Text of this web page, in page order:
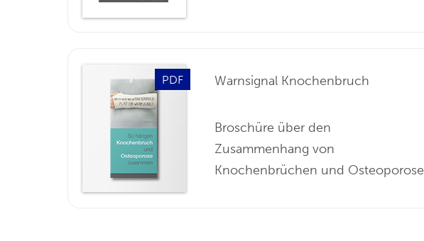
PDF Warnsignal Knochenbruch
Broschüre über den
Zusammenhang von
Knochenbrüchen und Osteoporose